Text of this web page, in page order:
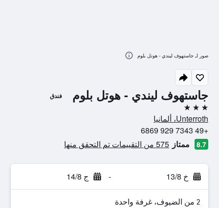
جاستهوف ليندي - هوتل بلوم فندق
3 نجوم
Unterroth، ألمانيا
+49 7343 929 6869
8.7 ممتاز 575 من التقييمات تم التحقق منها
خ 13/8 - ج 14/8
2 من الضيوف، غرفة واحدة
صور لـ جاستهوف ليندي - هوتل بلوم